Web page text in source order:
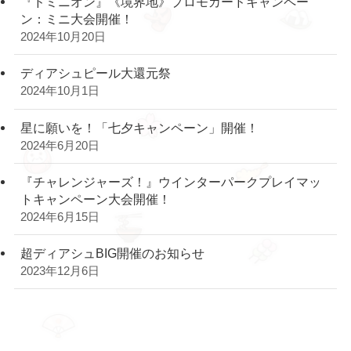
ン：ミニ大会開催！
2024年10月20日
ディアシュピール大還元祭
2024年10月1日
星に願いを！「七夕キャンペーン」開催！
2024年6月20日
『チャレンジャーズ！』ウインターパークプレイマッ
トキャンペーン大会開催！
2024年6月15日
超ディアシュBIG開催のお知らせ
2023年12月6日